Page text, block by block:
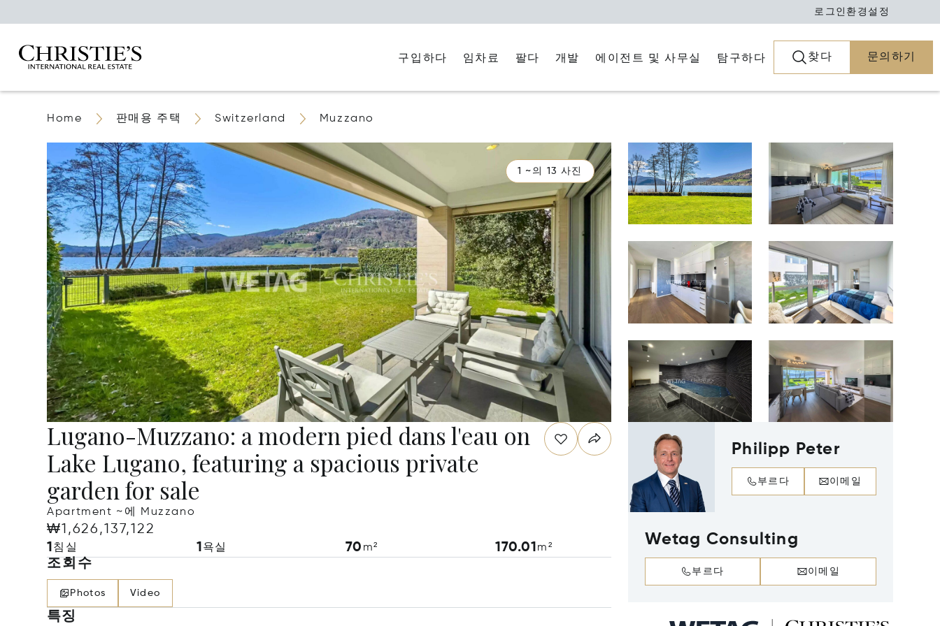
로그인 환경설정
구입하다 임차료 팔다 개발 에이전트 및 사무실 탐구하다 찾다 문의하기
Home 판매용 주택 Switzerland Muzzano
1 ~의 13 사진
Lugano-Muzzano: a modern pied dans l'eau on
Lake Lugano, featuring a spacious private
garden for sale
Apartment ~에 Muzzano
₩1,626,137,122
1침실 1욕실 70 m² 170.01m²
조회수
Photos Video
특징
Philipp Peter
부르다 이메일
Wetag Consulting
부르다 이메일